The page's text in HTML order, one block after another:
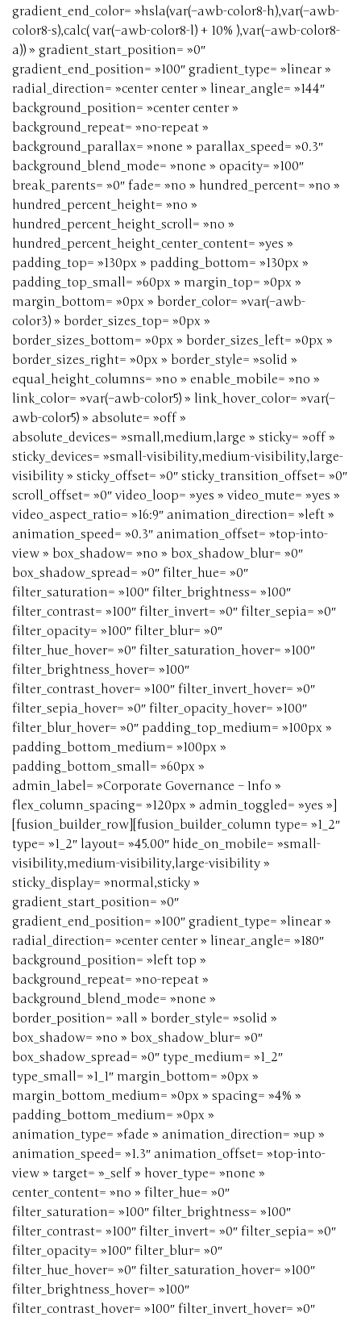
gradient_end_color= »hsla(var(–awb-color8-h),var(–awb-
color8-s),calc( var(–awb-color8-l) + 10% ),var(–awb-color8-
a)) » gradient_start_position= »0″
gradient_end_position= »100″ gradient_type= »linear »
radial_direction= »center center » linear_angle= »144″
background_position= »center center »
background_repeat= »no-repeat »
background_parallax= »none » parallax_speed= »0.3″
background_blend_mode= »none » opacity= »100″
break_parents= »0″ fade= »no » hundred_percent= »no »
hundred_percent_height= »no »
hundred_percent_height_scroll= »no »
hundred_percent_height_center_content= »yes »
padding_top= »130px » padding_bottom= »130px »
padding_top_small= »60px » margin_top= »0px »
margin_bottom= »0px » border_color= »var(–awb-
color3) » border_sizes_top= »0px »
border_sizes_bottom= »0px » border_sizes_left= »0px »
border_sizes_right= »0px » border_style= »solid »
equal_height_columns= »no » enable_mobile= »no »
link_color= »var(–awb-color5) » link_hover_color= »var(–
awb-color5) » absolute= »off »
absolute_devices= »small,medium,large » sticky= »off »
sticky_devices= »small-visibility,medium-visibility,large-
visibility » sticky_offset= »0″ sticky_transition_offset= »0″
scroll_offset= »0″ video_loop= »yes » video_mute= »yes »
video_aspect_ratio= »16:9″ animation_direction= »left »
animation_speed= »0.3″ animation_offset= »top-into-
view » box_shadow= »no » box_shadow_blur= »0″
box_shadow_spread= »0″ filter_hue= »0″
filter_saturation= »100″ filter_brightness= »100″
filter_contrast= »100″ filter_invert= »0″ filter_sepia= »0″
filter_opacity= »100″ filter_blur= »0″
filter_hue_hover= »0″ filter_saturation_hover= »100″
filter_brightness_hover= »100″
filter_contrast_hover= »100″ filter_invert_hover= »0″
filter_sepia_hover= »0″ filter_opacity_hover= »100″
filter_blur_hover= »0″ padding_top_medium= »100px »
padding_bottom_medium= »100px »
padding_bottom_small= »60px »
admin_label= »Corporate Governance – Info »
flex_column_spacing= »120px » admin_toggled= »yes »]
[fusion_builder_row][fusion_builder_column type= »1_2″
type= »1_2″ layout= »45.00″ hide_on_mobile= »small-
visibility,medium-visibility,large-visibility »
sticky_display= »normal,sticky »
gradient_start_position= »0″
gradient_end_position= »100″ gradient_type= »linear »
radial_direction= »center center » linear_angle= »180″
background_position= »left top »
background_repeat= »no-repeat »
background_blend_mode= »none »
border_position= »all » border_style= »solid »
box_shadow= »no » box_shadow_blur= »0″
box_shadow_spread= »0″ type_medium= »1_2″
type_small= »1_1″ margin_bottom= »0px »
margin_bottom_medium= »0px » spacing= »4% »
padding_bottom_medium= »0px »
animation_type= »fade » animation_direction= »up »
animation_speed= »1.3″ animation_offset= »top-into-
view » target= »_self » hover_type= »none »
center_content= »no » filter_hue= »0″
filter_saturation= »100″ filter_brightness= »100″
filter_contrast= »100″ filter_invert= »0″ filter_sepia= »0″
filter_opacity= »100″ filter_blur= »0″
filter_hue_hover= »0″ filter_saturation_hover= »100″
filter_brightness_hover= »100″
filter_contrast_hover= »100″ filter_invert_hover= »0″